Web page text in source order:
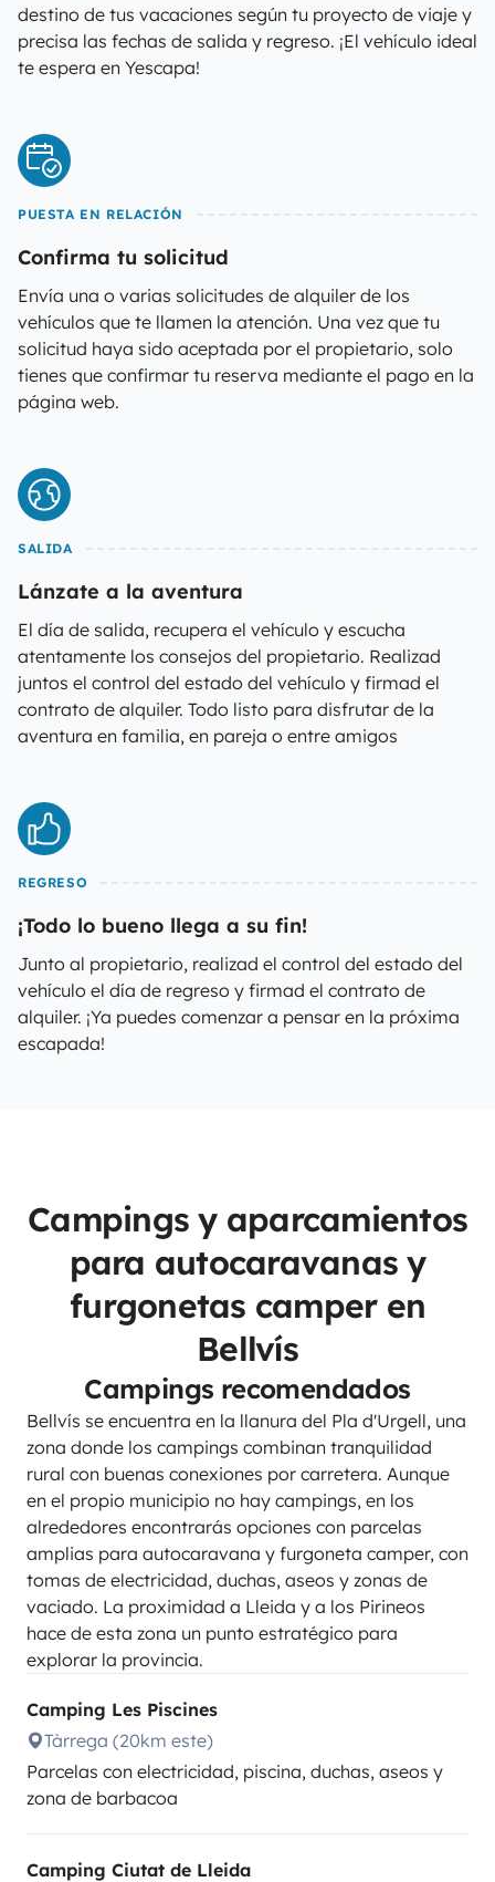
destino de tus vacaciones según tu proyecto de viaje y
precisa las fechas de salida y regreso. ¡El vehículo ideal
te espera en Yescapa!
PUESTA EN RELACIÓN
Confirma tu solicitud
Envía una o varias solicitudes de alquiler de los
vehículos que te llamen la atención. Una vez que tu
solicitud haya sido aceptada por el propietario, solo
tienes que confirmar tu reserva mediante el pago en la
página web.
SALIDA
Lánzate a la aventura
El día de salida, recupera el vehículo y escucha
atentamente los consejos del propietario. Realizad
juntos el control del estado del vehículo y firmad el
contrato de alquiler. Todo listo para disfrutar de la
aventura en familia, en pareja o entre amigos
REGRESO
¡Todo lo bueno llega a su fin!
Junto al propietario, realizad el control del estado del
vehículo el día de regreso y firmad el contrato de
alquiler. ¡Ya puedes comenzar a pensar en la próxima
escapada!
Campings y aparcamientos
para autocaravanas y
furgonetas camper en
Bellvís
Campings recomendados
Bellvís se encuentra en la llanura del Pla d'Urgell, una
zona donde los campings combinan tranquilidad
rural con buenas conexiones por carretera. Aunque
en el propio municipio no hay campings, en los
alrededores encontrarás opciones con parcelas
amplias para autocaravana y furgoneta camper, con
tomas de electricidad, duchas, aseos y zonas de
vaciado. La proximidad a Lleida y a los Pirineos
hace de esta zona un punto estratégico para
explorar la provincia.
Camping Les Piscines
Tàrrega (20km este)
Parcelas con electricidad, piscina, duchas, aseos y
zona de barbacoa
Camping Ciutat de Lleida